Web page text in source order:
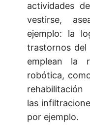
actividades
vestirse,
ejemplo: la
trastornos del
emplean la
robótica,
las
por ejemplo.